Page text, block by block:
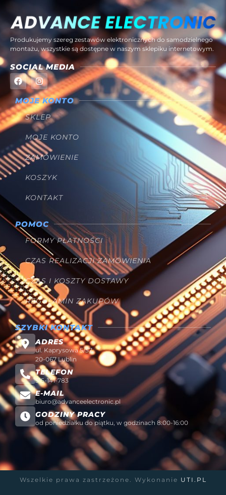
Produkujemy szereg zestawów elektronicznych do samodzielnego
montażu, wszystkie są dostępne w naszym sklepiku internetowym.
SOCIAL MEDIA
MOJE KONTO
SKLEP
MOJE KONTO
ZAMÓWIENIE
KOSZYK
KONTAKT
POMOC
FORMY PŁATNOŚCI
CZAS REALIZACJI ZAMÓWIENIA
CZAS I KOSZTY DOSTAWY
REGULAMIN ZAKUPÓW
SZYBKI KONTAKT
ADRES
ul. Kaprysowa 5/57
20-067 Lublin
TELEFON
515-141-783
E-MAIL
biuro@advanceelectronic.pl
GODZINY PRACY
od poniedziałku do piątku, w godzinach 8:00-16:00
Wszelkie prawa zastrzeżone. Wykonanie UTI.PL